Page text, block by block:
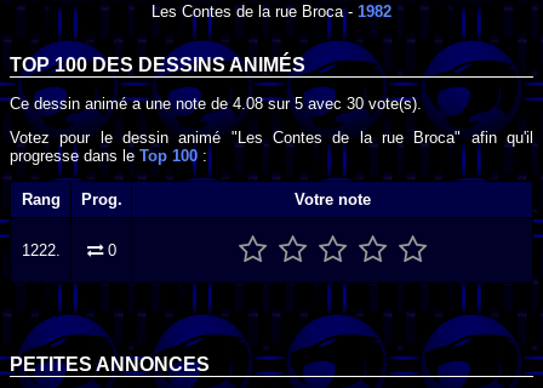
Les Contes de la rue Broca- 1982
TOP 100 DES DESSINS ANIMÉS
Ce dessin animé a une note de4.08sur 5avec 30vote(s).
Votez pour le dessin animé "Les Contes de la rue Broca" afin qu'il
progresse dans le Top 100 :
Rang Prog. Votre note
1222. 0
PETITES ANNONCES